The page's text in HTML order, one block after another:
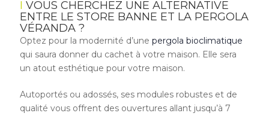
VOUS CHERCHEZ UNE ALTERNATIVE
ENTRE LE STORE BANNE ET LA PERGOLA
VÉRANDA ?
Optez pour la modernité d’une pergola bioclimatique
qui saura donner du cachet à votre maison. Elle sera
un atout esthétique pour votre maison.
Autoportés ou adossés, ses modules robustes et de
qualité vous offrent des ouvertures allant jusqu’à 7